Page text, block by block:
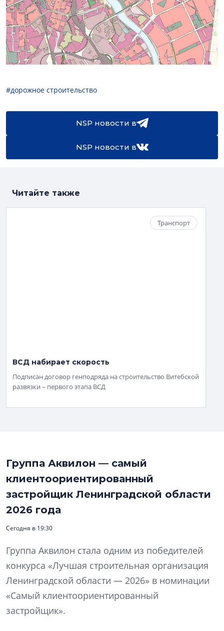
#дорожное строительство
NSP новости в
NSP новости в
Читайте также
Транспорт
ВСД набирает скорость
Подписан договор генподряда на строительство Витебской
развязки – первого этапа ВСД
Группа Аквилон — самый
клиентоориентированный
застройщик Ленинградской области
2026 года
Сегодня в 19:30
Группа Аквилон стала одним из победителей
конкурса «Лучшая строительная организация
Ленинградской области — 2026» в номинации
«Самый клиентоориентированный
застройщик».